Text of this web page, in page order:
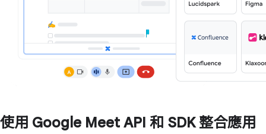
使用 Google Meet API 和 SDK 整合應用